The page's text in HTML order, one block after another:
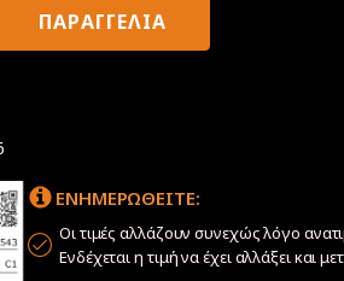
ΠΑΡΑΓΓΕΛΙΑ
ΕΝΗΜΕΡΩΘΕΙΤΕ:
Οι τιμές αλλάζουν συνεχώς λόγο
Ενδέχεται η τιμή να έχει αλλάξει και